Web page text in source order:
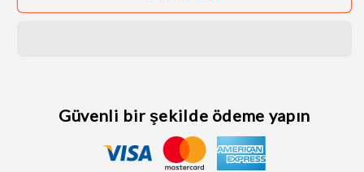
Güvenli bir şekilde ödeme yapın